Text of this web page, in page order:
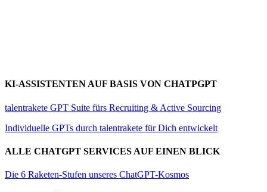
KI-ASSISTENTEN AUF BASIS VON CHATPGPT
talentrakete GPT Suite fürs Recruiting & Active Sourcing
Individuelle GPTs durch talentrakete für Dich entwickelt
ALLE CHATGPT SERVICES AUF EINEN BLICK
Die 6 Raketen-Stufen unseres ChatGPT-Kosmos